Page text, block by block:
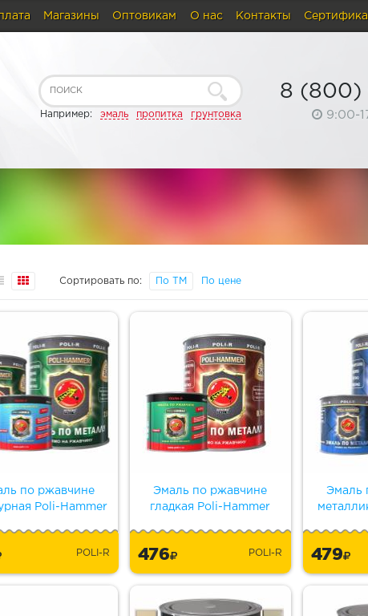
Магазины Оптовикам О нас Контакты
Например: эмаль пропитка грунтовка
8 (800)
9:00-
Сортировать по: По ТМ По цене
по ржавчине
Poli-Hammer
POLI-R
Эмаль по ржавчине
гладкая Poli-Hammer
476 POLI-R
Эмаль
479